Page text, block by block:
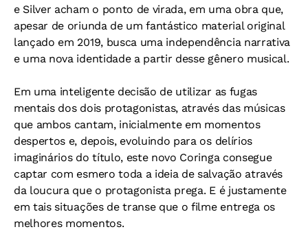
e Silver acham o ponto de virada, em uma obra que,
apesar de oriunda de um fantástico material original
lançado em 2019, busca uma independência narrativa
e uma nova identidade a partir desse gênero musical.
Em uma inteligente decisão de utilizar as fugas
mentais dos dois protagonistas, através das músicas
que ambos cantam, inicialmente em momentos
despertos e, depois, evoluindo para os delírios
imaginários do título, este novo Coringa consegue
captar com esmero toda a ideia de salvação através
da loucura que o protagonista prega. E é justamente
em tais situações de transe que o filme entrega os
melhores momentos.